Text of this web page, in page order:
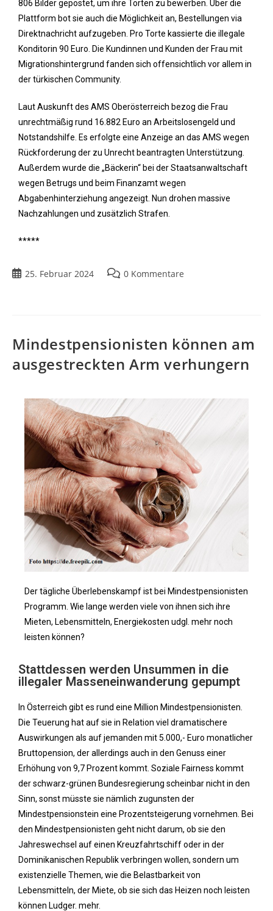
806 Bilder gepostet, um ihre Torten zu bewerben. Über die
Plattform bot sie auch die Möglichkeit an, Bestellungen via
Direktnachricht aufzugeben. Pro Torte kassierte die illegale
Konditorin 90 Euro. Die Kundinnen und Kunden der Frau mit
Migrationshintergrund fanden sich offensichtlich vor allem in
der türkischen Community.
Laut Auskunft des AMS Oberösterreich bezog die Frau
unrechtmäßig rund 16.882 Euro an Arbeitslosengeld und
Notstandshilfe. Es erfolgte eine Anzeige an das AMS wegen
Rückforderung der zu Unrecht beantragten Unterstützung.
Außerdem wurde die „Bäckerin“ bei der Staatsanwaltschaft
wegen Betrugs und beim Finanzamt wegen
Abgabenhinterziehung angezeigt. Nun drohen massive
Nachzahlungen und zusätzlich Strafen.
*****
25. Februar 2024 0 Kommentare
Mindestpensionisten können am
ausgestreckten Arm verhungern
Der tägliche Überlebenskampf ist bei Mindestpensionisten
Programm. Wie lange werden viele von ihnen sich ihre
Mieten, Lebensmitteln, Energiekosten udgl. mehr noch
leisten können?
Stattdessen werden Unsummen in die
illegaler Masseneinwanderung gepumpt
In Österreich gibt es rund eine Million Mindestpensionisten.
Die Teuerung hat auf sie in Relation viel dramatischere
Auswirkungen als auf jemanden mit 5.000,- Euro monatlicher
Bruttopension, der allerdings auch in den Genuss einer
Erhöhung von 9,7 Prozent kommt. Soziale Fairness kommt
der schwarz-grünen Bundesregierung scheinbar nicht in den
Sinn, sonst müsste sie nämlich zugunsten der
Mindestpensionstein eine Prozentsteigerung vornehmen. Bei
den Mindestpensionisten geht nicht darum, ob sie den
Jahreswechsel auf einen Kreuzfahrtschiff oder in der
Dominikanischen Republik verbringen wollen, sondern um
existenzielle Themen, wie die Belastbarkeit von
Lebensmitteln, der Miete, ob sie sich das Heizen noch leisten
können Ludger. mehr.